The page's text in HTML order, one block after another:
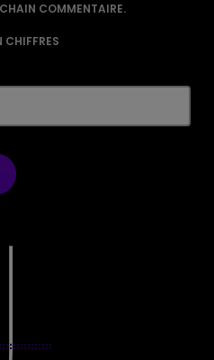
COMMENTAIRE.
CHIFFRES